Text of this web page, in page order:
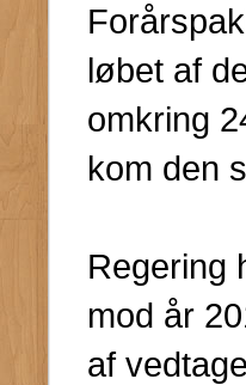
løbet af
omkring
kom den
Regering
mod år
af